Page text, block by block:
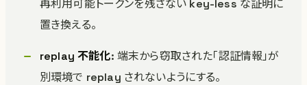
再利用可能トークンを残さない key-less な証明に
置き換える。
replay 不能化: 端末から窃取された「認証情報」が
別環境で replay されないようにする。